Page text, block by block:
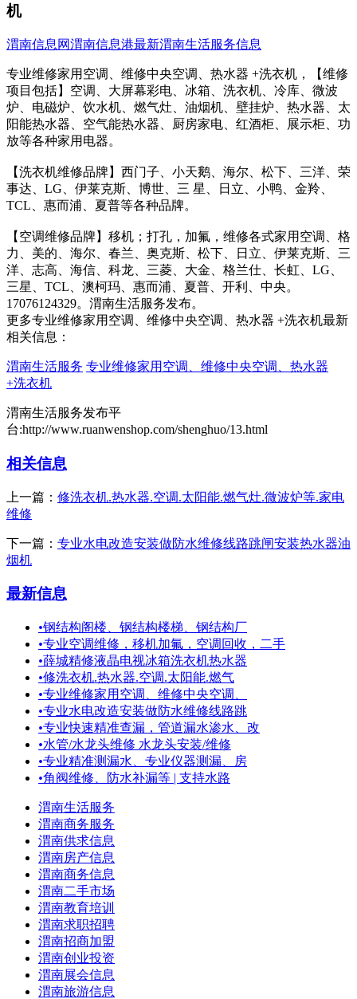
机
渭南信息网渭南信息港最新渭南生活服务信息
专业维修家用空调、维修中央空调、热水器 +洗衣机，【维修
项目包括】空调、大屏幕彩电、冰箱、洗衣机、冷库、微波
炉、电磁炉、饮水机、燃气灶、油烟机、壁挂炉、热水器、太
阳能热水器、空气能热水器、厨房家电、红酒柜、展示柜、功
放等各种家用电器。
【洗衣机维修品牌】西门子、小天鹅、海尔、松下、三洋、荣
事达、LG、伊莱克斯、博世、三 星、日立、小鸭、金羚、
TCL、惠而浦、夏普等各种品牌。
【空调维修品牌】移机；打孔，加氟，维修各式家用空调、格
力、美的、海尔、春兰、奥克斯、松下、日立、伊莱克斯、三
洋、志高、海信、科龙、三菱、大金、格兰仕、长虹、LG、
三星、TCL、澳柯玛、惠而浦、夏普、开利、中央。
17076124329。渭南生活服务发布。
更多专业维修家用空调、维修中央空调、热水器 +洗衣机最新
相关信息：
渭南生活服务 专业维修家用空调、维修中央空调、热水器
+洗衣机
渭南生活服务发布平
台:http://www.ruanwenshop.com/shenghuo/13.html
相关信息
上一篇： 修洗衣机.热水器.空调.太阳能.燃气灶.微波炉等.家电
维修
下一篇： 专业水电改造安装做防水维修线路跳闸安装热水器油
烟机
最新信息
•钢结构阁楼、钢结构楼梯、钢结构厂
•专业空调维修，移机加氟，空调回收，二手
•薛城精修液晶电视冰箱洗衣机热水器
•修洗衣机.热水器.空调.太阳能.燃气
•专业维修家用空调、维修中央空调、
•专业水电改造安装做防水维修线路跳
•专业快速精准查漏，管道漏水渗水、改
•水管/水龙头维修 水龙头安装/维修
•专业精准测漏水、专业仪器测漏、房
•角阀维修、防水补漏等 | 支持水路
渭南生活服务
渭南商务服务
渭南供求信息
渭南房产信息
渭南商务信息
渭南二手市场
渭南教育培训
渭南求职招聘
渭南招商加盟
渭南创业投资
渭南展会信息
渭南旅游信息